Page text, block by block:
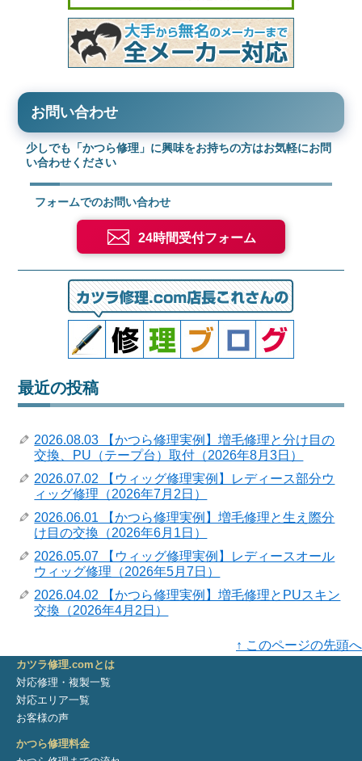
お問い合わせ
少しでも「かつら修理」に興味をお持ちの方はお気軽にお問
い合わせください
フォームでのお問い合わせ
24時間受付フォーム
最近の投稿
2026.08.03 【かつら修理実例】増毛修理と分け目の
交換、PU（テープ台）取付（2026年8月3日）
2026.07.02 【ウィッグ修理実例】レディース部分ウ
ィッグ修理（2026年7月2日）
2026.06.01 【かつら修理実例】増毛修理と生え際分
け目の交換（2026年6月1日）
2026.05.07 【ウィッグ修理実例】レディースオール
ウィッグ修理（2026年5月7日）
2026.04.02 【かつら修理実例】増毛修理とPUスキン
交換（2026年4月2日）
↑ このページの先頭へ
カツラ修理.comとは
対応修理・複製一覧
対応エリア一覧
お客様の声
かつら修理料金